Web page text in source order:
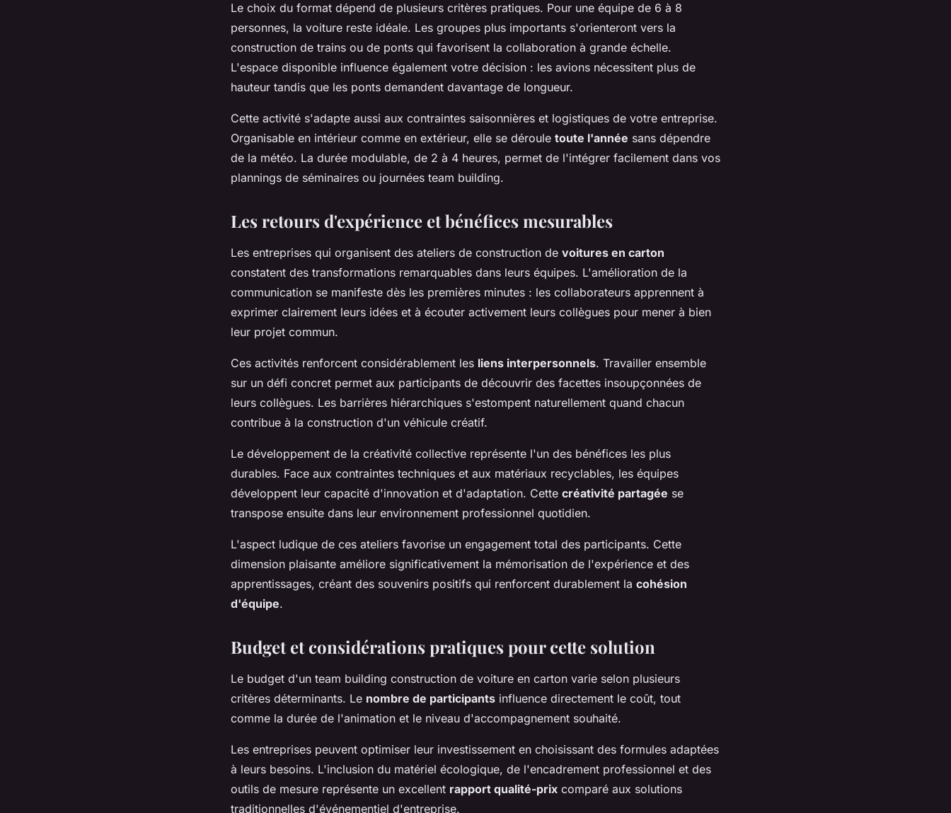
Le choix du format dépend de plusieurs critères pratiques. Pour une équipe de 6 à 8
personnes, la voiture reste idéale. Les groupes plus importants s'orienteront vers la
construction de trains ou de ponts qui favorisent la collaboration à grande échelle.
L'espace disponible influence également votre décision : les avions nécessitent plus de
hauteur tandis que les ponts demandent davantage de longueur.
Cette activité s'adapte aussi aux contraintes saisonnières et logistiques de votre entreprise.
Organisable en intérieur comme en extérieur, elle se déroule toute l'année sans dépendre
de la météo. La durée modulable, de 2 à 4 heures, permet de l'intégrer facilement dans vos
plannings de séminaires ou journées team building.
Les retours d'expérience et bénéfices mesurables
Les entreprises qui organisent des ateliers de construction de voitures en carton
constatent des transformations remarquables dans leurs équipes. L'amélioration de la
communication se manifeste dès les premières minutes : les collaborateurs apprennent à
exprimer clairement leurs idées et à écouter activement leurs collègues pour mener à bien
leur projet commun.
Ces activités renforcent considérablement les liens interpersonnels. Travailler ensemble
sur un défi concret permet aux participants de découvrir des facettes insoupçonnées de
leurs collègues. Les barrières hiérarchiques s'estompent naturellement quand chacun
contribue à la construction d'un véhicule créatif.
Le développement de la créativité collective représente l'un des bénéfices les plus
durables. Face aux contraintes techniques et aux matériaux recyclables, les équipes
développent leur capacité d'innovation et d'adaptation. Cette créativité partagée se
transpose ensuite dans leur environnement professionnel quotidien.
L'aspect ludique de ces ateliers favorise un engagement total des participants. Cette
dimension plaisante améliore significativement la mémorisation de l'expérience et des
apprentissages, créant des souvenirs positifs qui renforcent durablement la cohésion
d'équipe.
Budget et considérations pratiques pour cette solution
Le budget d'un team building construction de voiture en carton varie selon plusieurs
critères déterminants. Le nombre de participants influence directement le coût, tout
comme la durée de l'animation et le niveau d'accompagnement souhaité.
Les entreprises peuvent optimiser leur investissement en choisissant des formules adaptées
à leurs besoins. L'inclusion du matériel écologique, de l'encadrement professionnel et des
outils de mesure représente un excellent rapport qualité-prix comparé aux solutions
traditionnelles d'événementiel d'entreprise.